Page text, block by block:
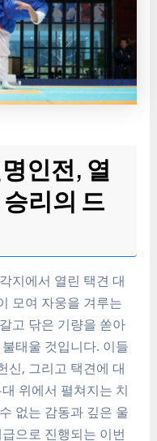
인전, 열
리의 드
지에서 열린 택견 대
모여 자웅을 겨루는
고 닦은 기량을 쏟아
태울 것입니다. 이들
신, 그리고 택견에 대
위에서 펼쳐지는 치
없는 감동과 깊은 울
으로 진행되는 이번